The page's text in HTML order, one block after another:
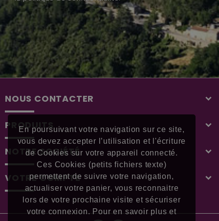
En poursuivant votre navigation sur ce site,
vous devez accepter l’utilisation et l'écriture
de Cookies sur votre appareil connecté.
Ces Cookies (petits fichiers texte)
permettent de suivre votre navigation,
actualiser votre panier, vous reconnaitre
lors de votre prochaine visite et sécuriser
votre connexion. Pour en savoir plus et
NOUS CONTACTER
PRODUITS
NOTRE SOCIÉTÉ
VOTRE COMPTE